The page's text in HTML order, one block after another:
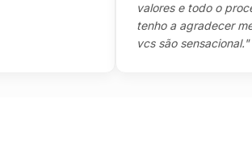
valores e todo o processo
tenho a agradecer
vcs são sensacional."